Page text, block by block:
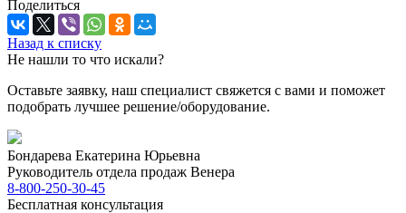
Поделиться
Назад к списку
Не нашли то что искали?
Оставьте заявку, наш специалист свяжется с вами и поможет
подобрать лучшее решение/оборудование.
Бондарева Екатерина Юрьевна
Руководитель отдела продаж Венера
8-800-250-30-45
Бесплатная консультация